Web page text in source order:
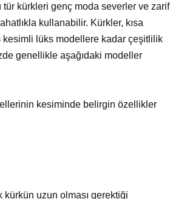
tür kürkleri genç moda severler ve zarif
kullanabilir. Kürkler, kısa
kesimli lüks modellere kadar çeşitlilik
genellikle aşağıdaki modeller
kesiminde belirgin özellikler
uzun olması gerektiği